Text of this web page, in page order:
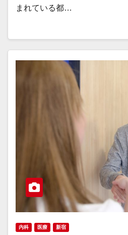
まれている都…
内科 医療 新宿